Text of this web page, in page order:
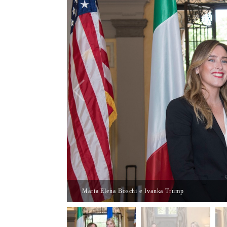
Maria Elena Boschi e Ivanka Trump